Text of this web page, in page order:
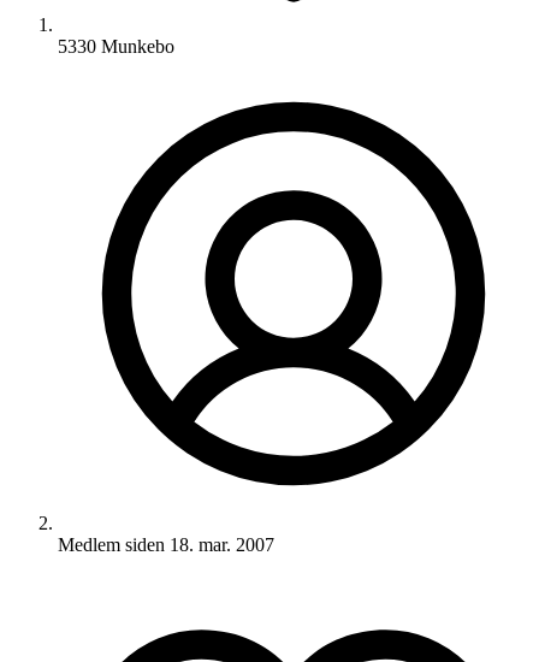
5330 Munkebo
Medlem siden 18. mar. 2007